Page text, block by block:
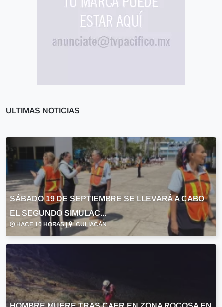
ULTIMAS NOTICIAS
SÁBADO 19 DE SEPTIEMBRE SE LLEVARÁ A CABO
EL SEGUNDO SIMULAC...
HACE 10 HORAS | CULIACÁN
HOMBRE MUERE TRAS CAER EN ZONA ROCOSA EN